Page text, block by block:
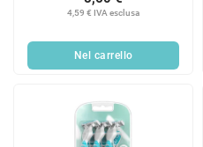
4,59 € IVA esclusa
Nel carrello